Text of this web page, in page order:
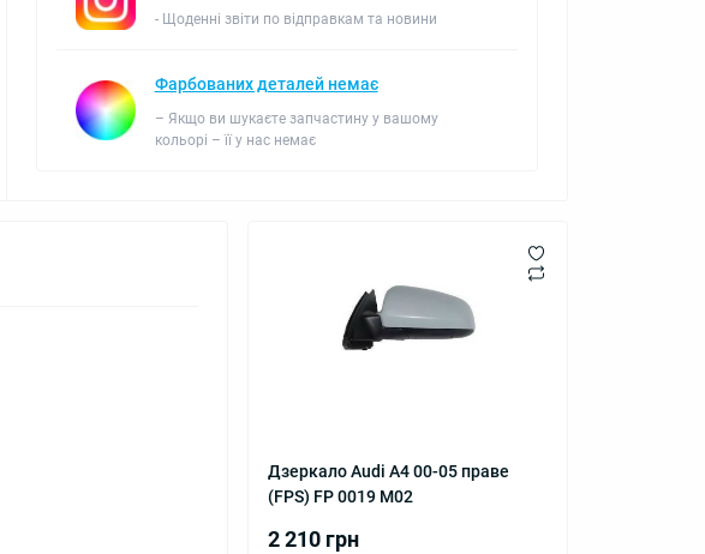
- Щоденні звіти по відправкам та новини
Фарбованих деталей немає
– Якщо ви шукаєте запчастину у вашому
кольорі – її у нас немає
Дзеркало Audi A4 00-05 праве
(FPS) FP 0019 M02
2 210 грн